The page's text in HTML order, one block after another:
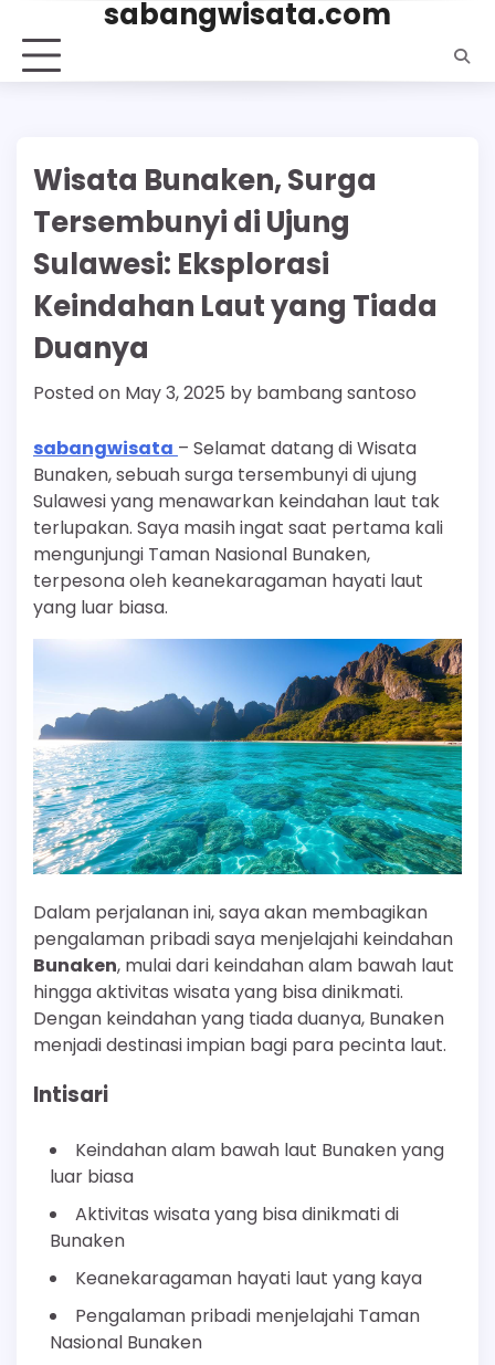
content
sabangwisata.com
Wisata Bunaken, Surga
Tersembunyi di Ujung
Sulawesi: Eksplorasi
Keindahan Laut yang Tiada
Duanya
Posted on May 3, 2025 by bambang santoso
sabangwisata – Selamat datang di Wisata
Bunaken, sebuah surga tersembunyi di ujung
Sulawesi yang menawarkan keindahan laut tak
terlupakan. Saya masih ingat saat pertama kali
mengunjungi Taman Nasional Bunaken,
terpesona oleh keanekaragaman hayati laut
yang luar biasa.
Dalam perjalanan ini, saya akan membagikan
pengalaman pribadi saya menjelajahi keindahan
Bunaken, mulai dari keindahan alam bawah laut
hingga aktivitas wisata yang bisa dinikmati.
Dengan keindahan yang tiada duanya, Bunaken
menjadi destinasi impian bagi para pecinta laut.
Intisari
Keindahan alam bawah laut Bunaken yang
luar biasa
Aktivitas wisata yang bisa dinikmati di
Bunaken
Keanekaragaman hayati laut yang kaya
Pengalaman pribadi menjelajahi Taman
Nasional Bunaken